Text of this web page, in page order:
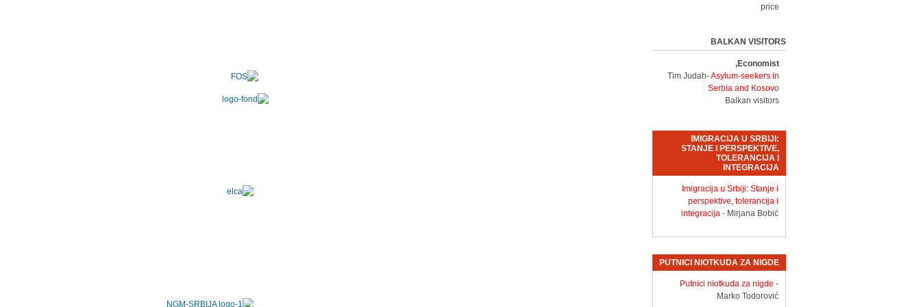
price
BALKAN VISITORS
Economist,
Tim Judah-Asylum-seekers in
Serbia and Kosovo
Balkan visitors
IMIGRACIJA U SRBIJI:
STANJE I PERSPEKTIVE,
TOLERANCIJA I
INTEGRACIJA
Imigracija u Srbiji: Stanje i
perspektive, tolerancija i
integracija - Mirjana Bobić
PUTNICI NIOTKUDA ZA NIGDE
Putnici niotkuda za nigde -
Marko Todorović